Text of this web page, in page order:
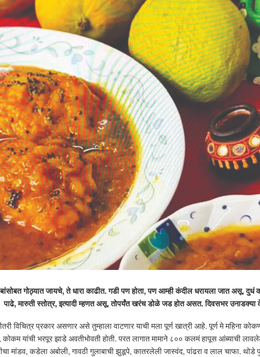
गोठ्यात जायचे, ते धारा काढीत. गडी पण होता, पण आम्ही कंदील धरायला जात असू. दुधं
पाढे, मारुती स्तोत्र, इत्यादी म्हणत असू. तोपर्यंत खरंच डोळे जड होत असत. दिवसभर उनाडक्या
विचित्र प्रकार असणार असे तुम्हाला वाटणार याची मला पूर्ण खात्री आहे. पूर्ण मे महिना
यांची भरपूर झाडे अवतीभोवती होती. परत लागात मामाने ८०० कलमं हापूस आंब्याची
मांडव, कडेला अबोली, गावठी गुलाबाची झुडूपे, कातरलेली जास्वंद, पांढरा व लाल चाफा. थोडे